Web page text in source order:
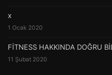
x
1 Ocak 2020
FİTNESS HAKKINDA DOĞRU
11 Şubat 2020